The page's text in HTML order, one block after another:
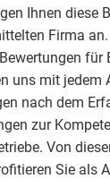
Ihnen diese
Firma an.
für
uns mit jedem
nach dem
zur
Von
Sie als